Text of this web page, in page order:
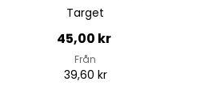
Target
45,00 kr
Från
39,60 kr